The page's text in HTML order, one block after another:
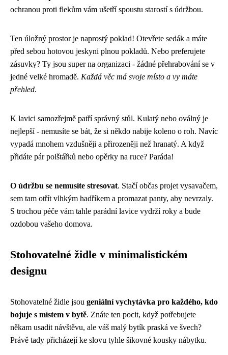
ochranou proti flekům vám ušetří spoustu starostí s údržbou.
Ten úložný prostor je naprostý poklad! Otevřete sedák a máte
před sebou hotovou jeskyni plnou pokladů. Nebo preferujete
zásuvky? Ty jsou super na organizaci - žádné přehrabování se v
jedné velké hromadě. Každá věc má svoje místo a vy máte
přehled.
K lavici samozřejmě patří správný stůl. Kulatý nebo oválný je
nejlepší - nemusíte se bát, že si někdo nabije koleno o roh. Navíc
vypadá mnohem vzdušněji a přirozeněji než hranatý. A když
přidáte pár polštářků nebo opěrky na ruce? Paráda!
O údržbu se nemusíte stresovat. Stačí občas projet vysavačem,
sem tam otřít vlhkým hadříkem a promazat panty, aby nevrzaly.
S trochou péče vám tahle parádní lavice vydrží roky a bude
ozdobou vašeho domova.
Stohovatelné židle v minimalistickém
designu
Stohovatelné židle jsou geniální vychytávka pro každého, kdo
bojuje s místem v bytě. Znáte ten pocit, když potřebujete
někam usadit návštěvu, ale váš malý bytík praská ve švech?
Právě tady přicházejí ke slovu tyhle šikovné kousky nábytku.